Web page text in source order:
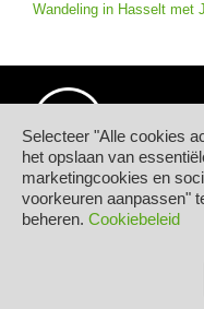
Selecteer "Alle cookies
het opslaan van
marketingcookies en
voorkeuren aanpassen"
beheren. Cookiebeleid
Wandeling in Hasselt met
© Hogeschool PXL
Elfde-Liniestraat 24
B-3500 HASSELT